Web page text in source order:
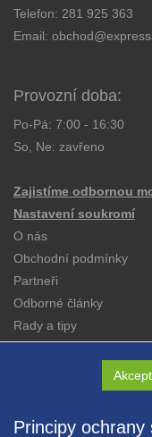
Principy ochrany
Telefon: 281 925 363
Email:
Provozní doba:
Po-Pá: 7:00 - 16:30
So, Ne: zavřeno
Zajistíme odbornou
Nastavení soukromí
O nás
Obchodní podmínky
Partneři
Odborné články
Rady a tipy